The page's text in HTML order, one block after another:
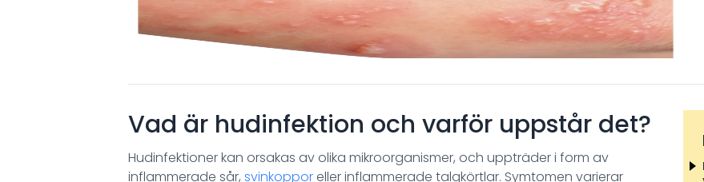
Vad är hudinfektion och varför uppstår det?
Hudinfektioner kan orsakas av olika mikroorganismer, och uppträder i form av
inflammerade sår, svinkopporeller inflammerade talgkörtlar. Symtomen varierar